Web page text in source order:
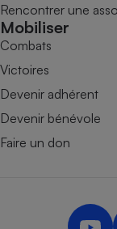
Rencontrer une
Mobiliser
Combats
Victoires
Devenir adhérent
Devenir bénévole
Faire un don